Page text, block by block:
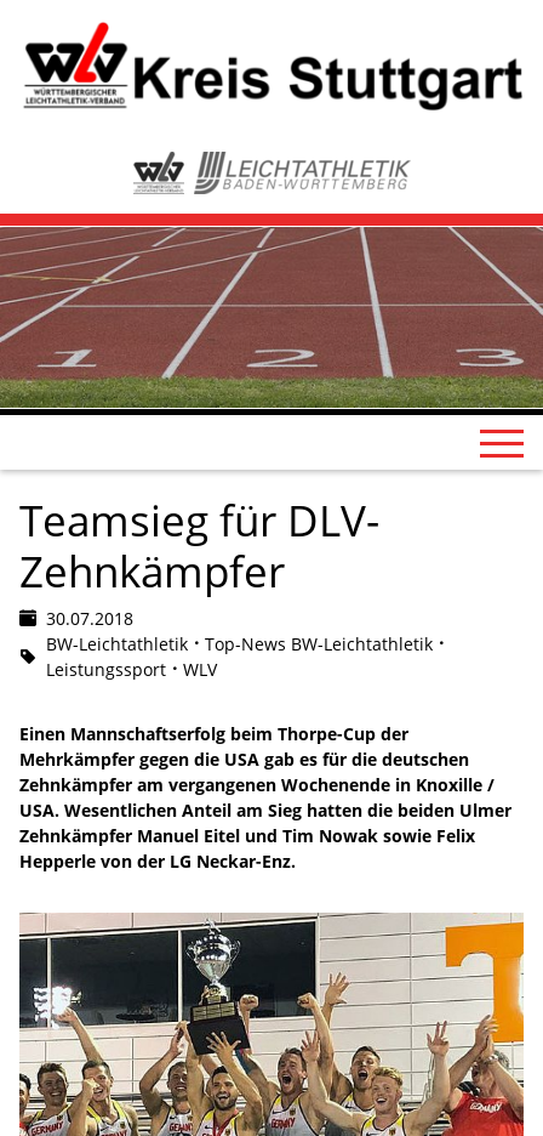
Teamsieg für DLV-
Zehnkämpfer
30.07.2018
BW-Leichtathletik
Top-News BW-Leichtathletik
Leistungssport
WLV
Einen Mannschaftserfolg beim Thorpe-Cup der
Mehrkämpfer gegen die USA gab es für die deutschen
Zehnkämpfer am vergangenen Wochenende in Knoxille /
USA. Wesentlichen Anteil am Sieg hatten die beiden Ulmer
Zehnkämpfer Manuel Eitel und Tim Nowak sowie Felix
Hepperle von der LG Neckar-Enz.